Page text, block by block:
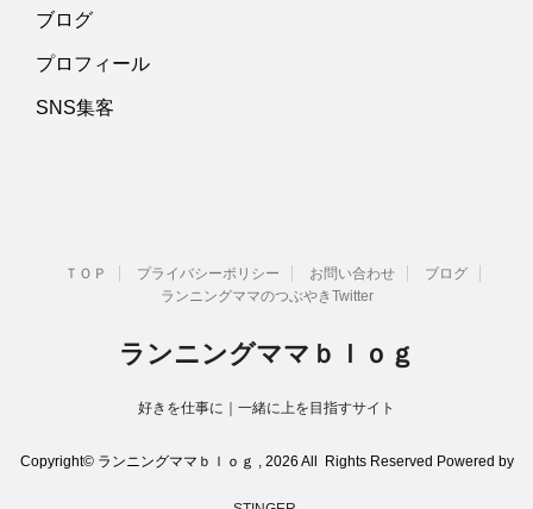
ブログ
プロフィール
SNS集客
ＴＯＰ プライバシーポリシー お問い合わせ
ブログ
ランニングママのつぶやきTwitter
ランニングママｂｌｏｇ
好きを仕事に｜一緒に上を目指すサイト
Copyright© ランニングママｂｌｏｇ , 2026 All Rights Reserved Powered by